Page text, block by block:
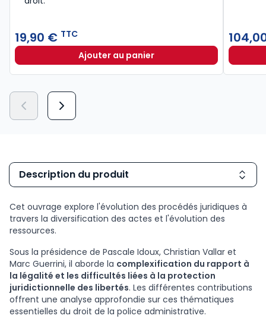
19,90 € TTC
Ajouter au panierLexique des termes juridiques
Description du produit
Cet ouvrage explore l'évolution des procédés juridiques à
travers la diversification des actes et l'évolution des
ressources.
Sous la présidence de Pascale Idoux, Christian Vallar et
Marc Guerrini, il aborde la complexification du rapport à
la légalité et les difficultés liées à la protection
juridictionnelle des libertés. Les différentes contributions
offrent une analyse approfondie sur ces thématiques
essentielles du droit de la police administrative.